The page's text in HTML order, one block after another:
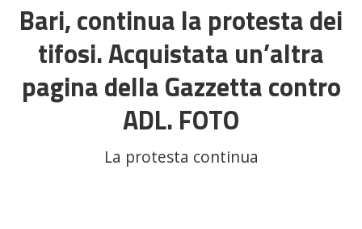
Bari, continua la protesta dei
tifosi. Acquistata un’altra
pagina della Gazzetta contro
ADL. FOTO
La protesta continua